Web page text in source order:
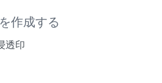
作成する
透印